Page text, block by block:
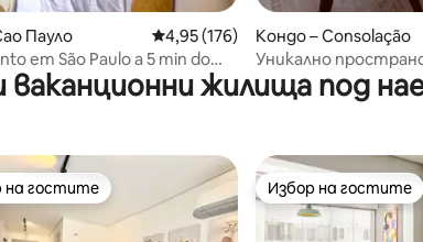
Пауло Средна оценка: 4,95 от 5, 176
4,95 (176)
em São Paulo a 5 min do
Кондо – Consolação
Уникално
очарователно и
красив изглед
ваканционни жилища под
избор на гостите
на гостите Избор на гостите
Избор на гостите